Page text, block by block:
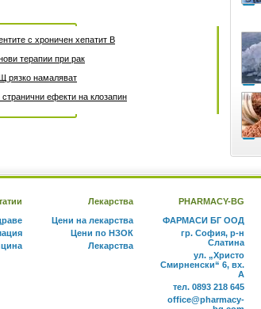
с хроничен хепатит B
терапии при рак
рязко намаляват
ефекти на клозапин
Лекарства
Цени на лекарства
Цени по НЗОК
Лекарства
PHARMACY-BG
ФАРМАСИ БГ ООД
гр. София, р-н
Слатина
ул. „Христо
Смирненски“ 6, вх.
А
тел. 0893 218 645
office@pharmacy-